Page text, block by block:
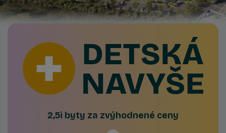
2,5i byty za zvýhodnené ceny